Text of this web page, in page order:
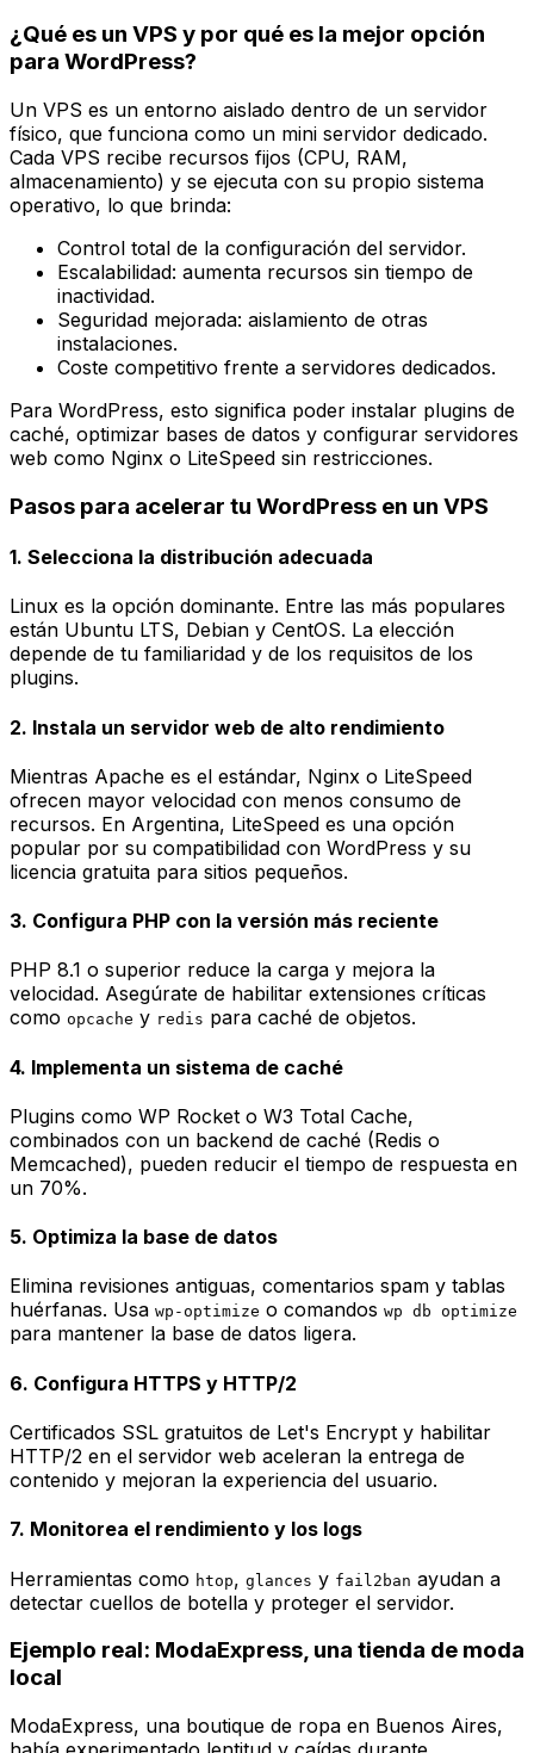
¿Qué es un VPS y por qué es la mejor opción
para WordPress?
Un VPS es un entorno aislado dentro de un servidor
físico, que funciona como un mini servidor dedicado.
Cada VPS recibe recursos fijos (CPU, RAM,
almacenamiento) y se ejecuta con su propio sistema
operativo, lo que brinda:
Control total de la configuración del servidor.
Escalabilidad: aumenta recursos sin tiempo de
inactividad.
Seguridad mejorada: aislamiento de otras
instalaciones.
Coste competitivo frente a servidores dedicados.
Para WordPress, esto significa poder instalar plugins de
caché, optimizar bases de datos y configurar servidores
web como Nginx o LiteSpeed sin restricciones.
Pasos para acelerar tu WordPress en un VPS
1. Selecciona la distribución adecuada
Linux es la opción dominante. Entre las más populares
están Ubuntu LTS, Debian y CentOS. La elección
depende de tu familiaridad y de los requisitos de los
plugins.
2. Instala un servidor web de alto rendimiento
Mientras Apache es el estándar, Nginx o LiteSpeed
ofrecen mayor velocidad con menos consumo de
recursos. En Argentina, LiteSpeed es una opción
popular por su compatibilidad con WordPress y su
licencia gratuita para sitios pequeños.
3. Configura PHP con la versión más reciente
PHP 8.1 o superior reduce la carga y mejora la
velocidad. Asegúrate de habilitar extensiones críticas
como opcache y redis para caché de objetos.
4. Implementa un sistema de caché
Plugins como WP Rocket o W3 Total Cache,
combinados con un backend de caché (Redis o
Memcached), pueden reducir el tiempo de respuesta en
un 70%.
5. Optimiza la base de datos
Elimina revisiones antiguas, comentarios spam y tablas
huérfanas. Usa wp-optimize o comandos wp db optimize
para mantener la base de datos ligera.
6. Configura HTTPS y HTTP/2
Certificados SSL gratuitos de Let's Encrypt y habilitar
HTTP/2 en el servidor web aceleran la entrega de
contenido y mejoran la experiencia del usuario.
7. Monitorea el rendimiento y los logs
Herramientas como htop, glances y fail2ban ayudan a
detectar cuellos de botella y proteger el servidor.
Ejemplo real: ModaExpress, una tienda de moda
local
ModaExpress, una boutique de ropa en Buenos Aires,